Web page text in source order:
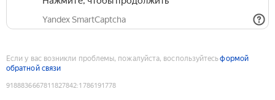
Yandex SmartCaptcha
Если у вас возникли проблемы, пожалуйста, воспользуйтесьформой
обратной связи
9188836667811827842:1786191778